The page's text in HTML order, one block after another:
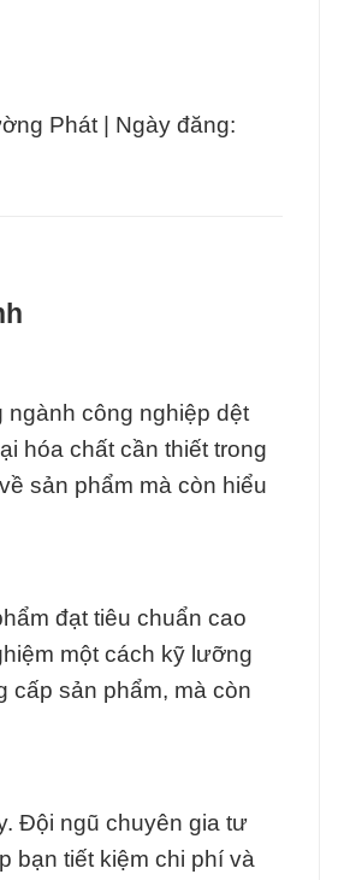
Phát | Ngày đăng:
công nghiệp dệt
hóa chất cần thiết trong
sản phẩm mà còn hiểu
đạt tiêu chuẩn cao
một cách kỹ lưỡng
cấp sản phẩm, mà còn
Đội ngũ chuyên gia tư
bạn tiết kiệm chi phí và